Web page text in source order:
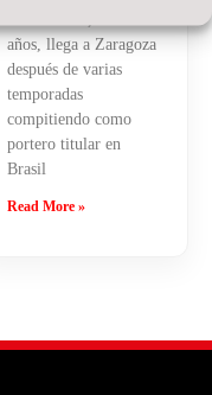
años, llega a Zaragoza
después de varias
temporadas
compitiendo como
portero titular en
Brasil
Read More »